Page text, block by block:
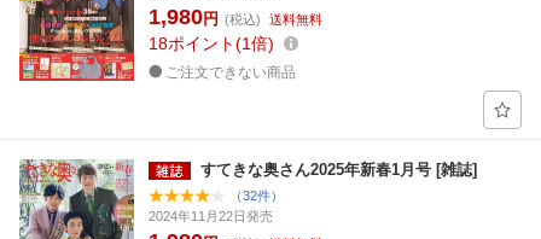
1,980円 (税込) 送料無料
18ポイント 1倍
ご注文できない商品
すてきな奥さん2025年新春1月号 [雑誌]
（32件）
2024年11月22日発売